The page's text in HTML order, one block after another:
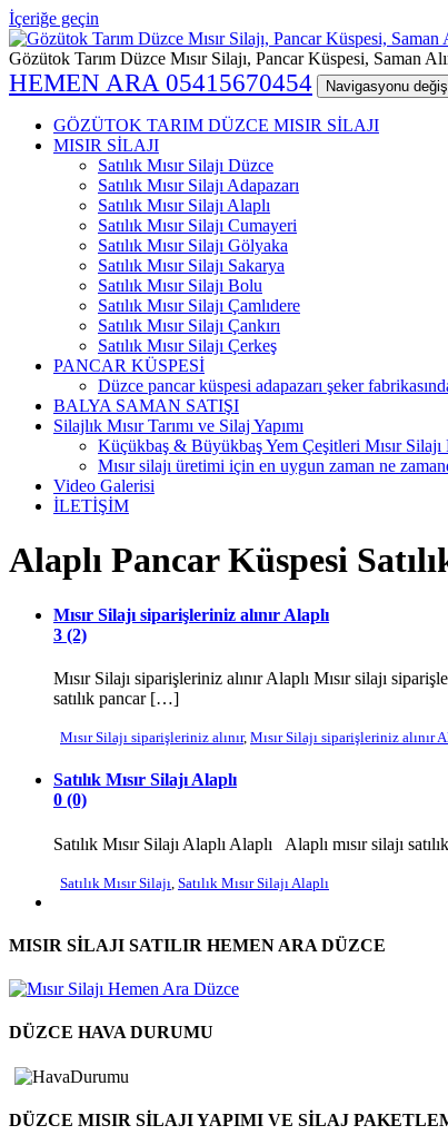
İçeriğe geçin
Gözütok Tarım Düzce Mısır Silajı, Pancar Küspesi, Saman
HEMEN ARA 05415670454 Navigasyonu
GÖZÜTOK TARIM DÜZCE MISIR SİLAJI
MISIR SİLAJI
Satılık Mısır Silajı Düzce
Satılık Mısır Silajı Adapazarı
Satılık Mısır Silajı Alaplı
Satılık Mısır Silajı Cumayeri
Satılık Mısır Silajı Gölyaka
Satılık Mısır Silajı Sakarya
Satılık Mısır Silajı Bolu
Satılık Mısır Silajı Çamlıdere
Satılık Mısır Silajı Çankırı
Satılık Mısır Silajı Çerkeş
PANCAR KÜSPESİ
Düzce pancar küspesi adapazarı şeker
BALYA SAMAN SATIŞI
Silajlık Mısır Tarımı ve Silaj Yapımı
Küçükbaş & Büyükbaş Yem Çeşitleri Mısır Silajı
Mısır silajı üretimi için en uygun zaman ne
Video Galerisi
İLETİŞİM
Alaplı Pancar Küspesi
Mısır Silajı siparişleriniz alınır Alaplı
3 (2)
Mısır Silajı siparişleriniz alınır Alaplı Mısır silajı
satılık pancar […]
Mısır Silajı siparişleriniz alınır, Mısır Silajı siparişleriniz alınır
Satılık Mısır Silajı Alaplı
0 (0)
Satılık Mısır Silajı Alaplı Alaplı Alaplı mısır silajı
Satılık Mısır Silajı Satılık Mısır Silajı Alaplı
MISIR SİLAJI SATILIR HEMEN ARA DÜZCE
DÜZCE HAVA DURUMU
DÜZCE MISIR SİLAJI YAPIMI VE SİLAJ